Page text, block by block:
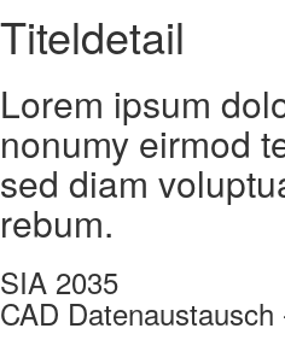
Titeldetail
Lorem ipsum
nonumy eirmod
sed diam
rebum.
SIA 2035
CAD